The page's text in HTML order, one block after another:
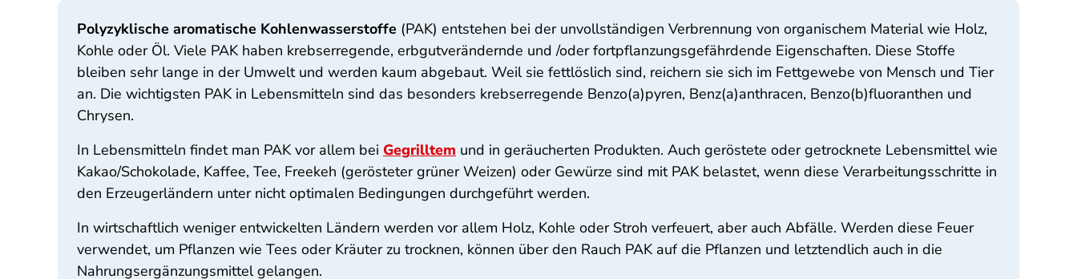
Polyzyklische aromatische Kohlenwasserstoffe (PAK) entstehen bei der unvollständigen Verbrennung von organischem Material wie Holz,
Kohle oder Öl. Viele PAK haben krebserregende, erbgutverändernde und /oder fortpflanzungs­gefährdende Eigenschaften. Diese Stoffe
bleiben sehr lange in der Umwelt und werden kaum abgebaut. Weil sie fettlöslich sind, reichern sie sich im Fettgewebe von Mensch und Tier
an. Die wichtigsten PAK in Lebensmitteln sind das besonders krebserregende Benzo(a)pyren, Benz(a)anthracen, Benzo(b)fluoranthen und
Chrysen.
In Lebensmitteln findet man PAK vor allem bei Gegrilltem und in geräucherten Produkten. Auch geröstete oder getrocknete Lebensmittel wie
Kakao/Schokolade, Kaffee, Tee, Freekeh (gerösteter grüner Weizen) oder Gewürze sind mit PAK belastet, wenn diese Verarbeitungsschritte in
den Erzeugerländern unter nicht optimalen Bedingungen durchgeführt werden.
In wirtschaftlich weniger entwickelten Ländern werden vor allem Holz, Kohle oder Stroh verfeuert, aber auch Abfälle. Werden diese Feuer
verwendet, um Pflanzen wie Tees oder Kräuter zu trocknen, können über den Rauch PAK auf die Pflanzen und letztendlich auch in die
Nahrungsergänzungsmittel gelangen.